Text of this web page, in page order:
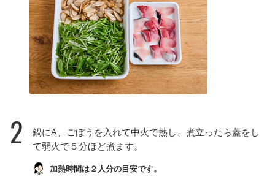
2
鍋にA、ごぼうを入れて中火で熱し、煮立ったら蓋をし
て弱火で５分ほど煮ます。
加熱時間は２人分の目安です。